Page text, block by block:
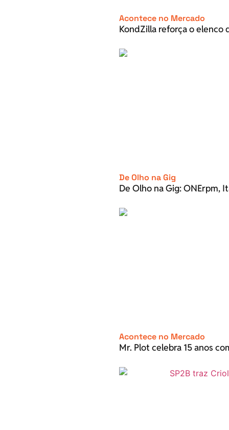
Acontece no Mercado
KondZilla reforça o elenco
De Olho na Gig
De Olho na Gig: ONErpm,
Acontece no Mercado
Mr. Plot celebra 15 anos